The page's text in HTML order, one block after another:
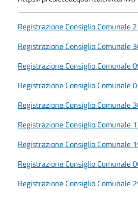
Registrazione Consiglio Comunale
Registrazione Consiglio Comunale
Registrazione Consiglio Comunale
Registrazione Consiglio Comunale
Registrazione Consiglio Comunale
Registrazione Consiglio Comunale
Registrazione Consiglio Comunale
Registrazione Consiglio Comunale
Registrazione Consiglio Comunale